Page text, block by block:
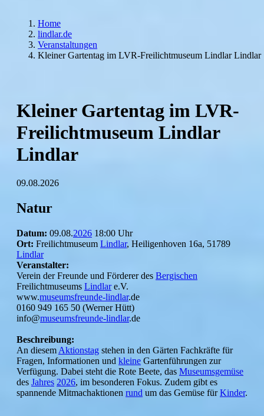
Home
lindlar.de
Veranstaltungen
Kleiner Gartentag im LVR-Freilichtmuseum Lindlar Lindlar
Kleiner Gartentag im LVR-
Freilichtmuseum Lindlar
Lindlar
09.08.2026
Natur
Datum: 09.08.2026 18:00 Uhr
Ort: Freilichtmuseum Lindlar, Heiligenhoven 16a, 51789
Lindlar
Veranstalter:
Verein der Freunde und Förderer des Bergischen
Freilichtmuseums Lindlare.V.
www.museumsfreunde-lindlar.de
0160 949 165 50 (Werner Hütt)
info@museumsfreunde-lindlar.de
Beschreibung:
An diesem Aktionstag stehen in den Gärten Fachkräfte für
Fragen, Informationen und kleine Gartenführungen zur
Verfügung. Dabei steht die Rote Beete, das Museumsgemüse
des Jahres 2026, im besonderen Fokus. Zudem gibt es
spannende Mitmachaktionen rund um das Gemüse fürKinder.